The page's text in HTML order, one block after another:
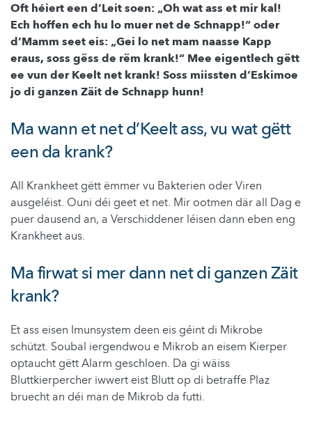
Oft héiert een d’Leit soen: „Oh wat ass et mir kal!
Ech hoffen ech hu lo muer net de Schnapp!“ oder
d’Mamm seet eis: „Gei lo net mam naasse Kapp
eraus, soss gëss de rëm krank!“ Mee eigentlech gëtt
ee vun der Keelt net krank! Soss miissten d’Eskimoe
jo di ganzen Zäit de Schnapp hunn!
Ma wann et net d’Keelt ass, vu wat gëtt
een da krank?
All Krankheet gëtt ëmmer vu Bakterien oder Viren
ausgeléist. Ouni déi geet et net. Mir ootmen där all Dag e
puer dausend an, a Verschiddener léisen dann eben eng
Krankheet aus.
Ma firwat si mer dann net di ganzen Zäit
krank?
Et ass eisen Imunsystem deen eis géint di Mikrobe
schützt. Soubal iergendwou e Mikrob an eisem Kierper
optaucht gëtt Alarm geschloen. Da gi wäiss
Bluttkierpercher iwwert eist Blutt op di betraffe Plaz
bruecht an déi man de Mikrob da futti.